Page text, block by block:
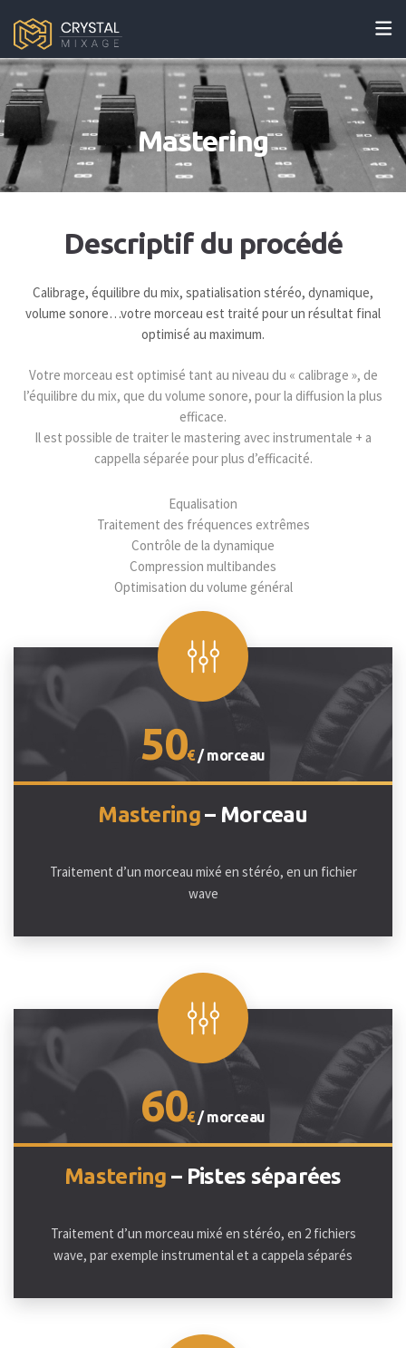
Mastering
Descriptif du procédé
Calibrage, équilibre du mix, spatialisation stéréo, dynamique,
volume sonore…votre morceau est traité pour un résultat final
optimisé au maximum.
Votre morceau est optimisé tant au niveau du « calibrage », de
l’équilibre du mix, que du volume sonore, pour la diffusion la plus
efficace.
Il est possible de traiter le mastering avec instrumentale + a
cappella séparée pour plus d’efficacité.
Equalisation
Traitement des fréquences extrêmes
Contrôle de la dynamique
Compression multibandes
Optimisation du volume général
50€/ morceau
Mastering– Morceau
Traitement d’un morceau mixé en stéréo, en un fichier
wave
60€/ morceau
Mastering – Pistes séparées
Traitement d’un morceau mixé en stéréo, en 2 fichiers
wave, par exemple instrumental et a cappela séparés